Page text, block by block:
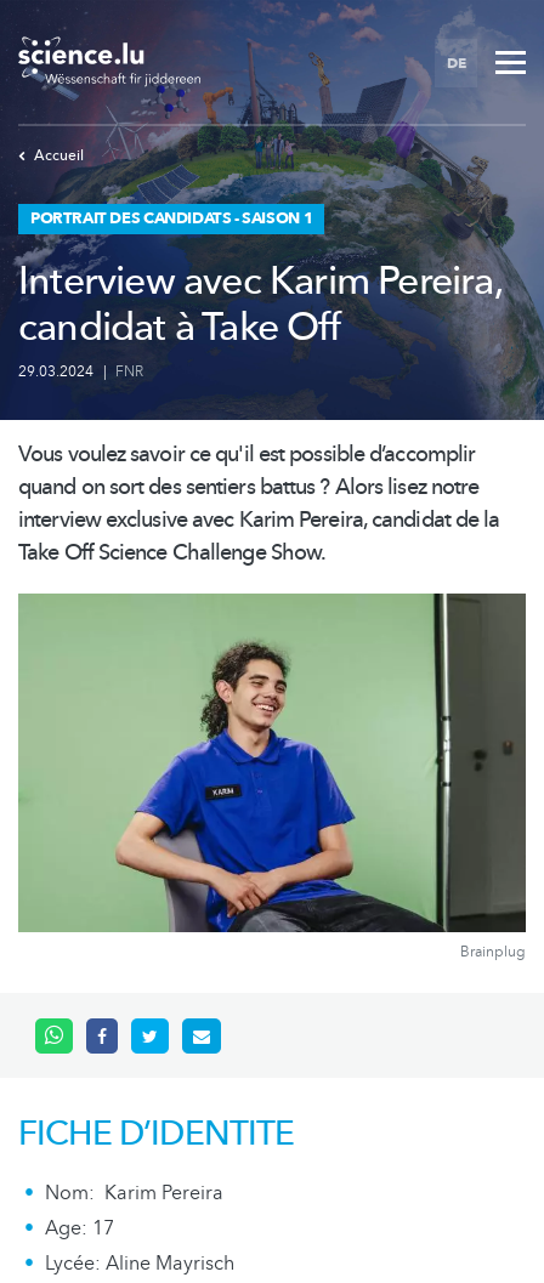
to
main
content
DE
Accueil
PORTRAIT DES CANDIDATS - SAISON 1
Interview avec Karim Pereira,
candidat à Take Off
29.03.2024 | FNR
Vous voulez savoir ce qu'il est possible d’accomplir
quand on sort des sentiers battus ? Alors lisez notre
interview exclusive avec Karim Pereira, candidat de la
Take Off Science Challenge Show.
Brainplug
FICHE D’IDENTITE
Nom: Karim Pereira
Age: 17
Lycée: Aline Mayrisch